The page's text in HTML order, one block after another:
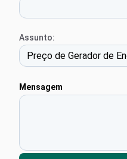
Assunto:
Mensagem